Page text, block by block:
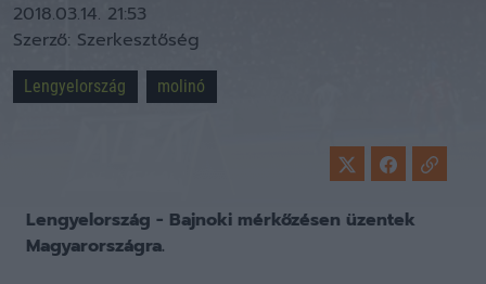
2018.03.14. 21:53
Szerző: Szerkesztőség
Lengyelország molinó
Lengyelország - Bajnoki mérkőzésen üzentek
Magyarországra.